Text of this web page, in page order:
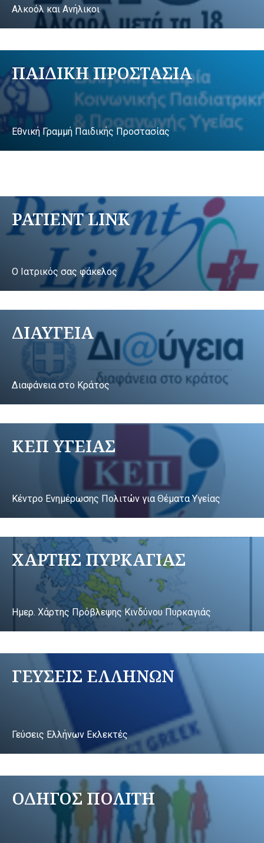
Αλκοόλ και Ανήλικοι
ΠΑΙΔΙΚΗ ΠΡΟΣΤΑΣΙΑ
Εθνική Γραμμή Παιδικής Προστασίας
PATIENT LINK
Ο Ιατρικός σας φάκελος
ΔΙΑΥΓΕΙΑ
Διαφάνεια στο Κράτος
ΚΕΠ ΥΓΕΙΑΣ
Κέντρο Ενημέρωσης Πολιτών για Θέματα Υγείας
ΧΑΡΤΗΣ ΠΥΡΚΑΓΙΑΣ
Ημερ. Χάρτης Πρόβλεψης Κινδύνου Πυρκαγιάς
ΓΕΥΣΕΙΣ ΕΛΛΗΝΩΝ
Γεύσεις Ελλήνων Εκλεκτές
ΟΔΗΓΟΣ ΠΟΛΙΤΗ